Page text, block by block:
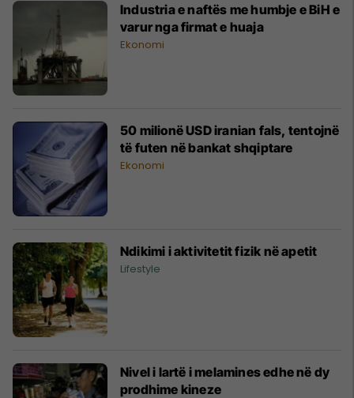
Industria e naftës me humbje e BiH e
varur nga firmat e huaja
Ekonomi
50 milionë USD iranian fals, tentojnë
të futen në bankat shqiptare
Ekonomi
Ndikimi i aktivitetit fizik në apetit
Lifestyle
Nivel i lartë i melamines edhe në dy
prodhime kineze